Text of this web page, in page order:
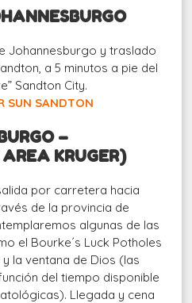
Johannesburgo y traslado
a 5 minutos a pie del
Sandton City.
SUN SANDTON
–
KRUGER)
por carretera hacia
de la provincia de
algunas de las
el Bourke´s Luck Potholes
la ventana de Dios (las
del tiempo disponible
Llegada y cena